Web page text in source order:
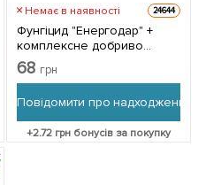
Немає в наявності 24644
Фунгіцид "Енергодар" +
комплексне добриво
"Авангард" ТМ "Аптека
садівника" 30 + 30мл
68 грн
Повідомити про надходження
+2.72грн бонусів за покупку